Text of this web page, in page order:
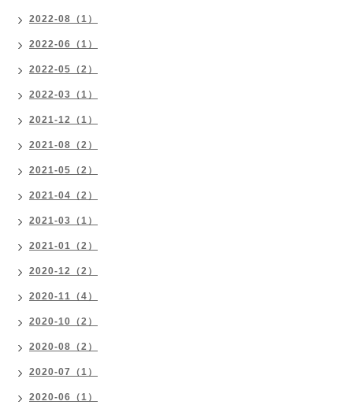
2022-08（1）
2022-06（1）
2022-05（2）
2022-03（1）
2021-12（1）
2021-08（2）
2021-05（2）
2021-04（2）
2021-03（1）
2021-01（2）
2020-12（2）
2020-11（4）
2020-10（2）
2020-08（2）
2020-07（1）
2020-06（1）